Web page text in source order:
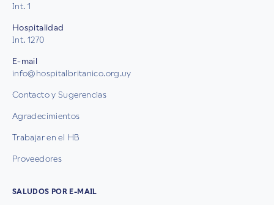
Int. 1
Hospitalidad
Int. 1270
E-mail
info@hospitalbritanico.org.uy
Contacto y Sugerencias
Agradecimientos
Trabajar en el HB
Proveedores
SALUDOS POR E-MAIL